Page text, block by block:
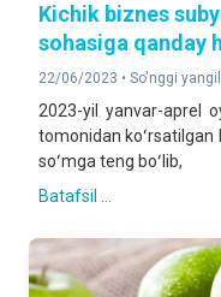
Kichik biznes
sohasiga qanday
22/06/2023 • So'nggi
2023-yil yanvar-aprel
tomonidan koʻrsatilgan
soʻmga teng boʻlib,
Batafsil ...